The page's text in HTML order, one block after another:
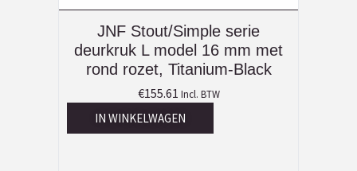
JNF Stout/Simple serie
deurkruk L model 16 mm met
rond rozet, Titanium-Black
€155.61 Incl. BTW
IN WINKELWAGEN